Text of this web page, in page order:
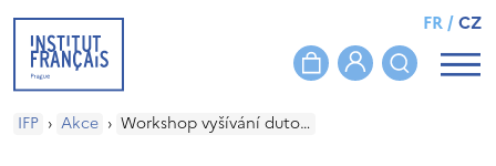
FR/CZ
IFP › Akce › Workshop vyšívání dutou jehlou/punch needle s Elsou